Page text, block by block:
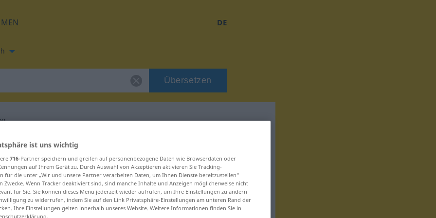
DE
Übersetzen
für "archeolog"
ist uns wichtig
716-Partner speichern und greifen auf personenbezogene Daten wie Browserdaten oder
auf Ihrem Gerät zu. Durch Auswahl von Akzeptieren aktivieren Sie Tracking-
für die unter „Wir und unsere Partner verarbeiten Daten, um Ihnen Dienste bereitzustellen“
Zwecke. Wenn Tracker deaktiviert sind, sind manche Inhalte und Anzeigen möglicherweise nicht
für Sie. Sie können dieses Menü jederzeit wieder aufrufen, um Ihre Einstellungen zu ändern
zu widerrufen, indem Sie auf den Link Privatsphäre-Einstellungen am unteren Rand der
Ihre Einstellungen gelten innerhalb unseres Website. Weitere Informationen finden Sie in